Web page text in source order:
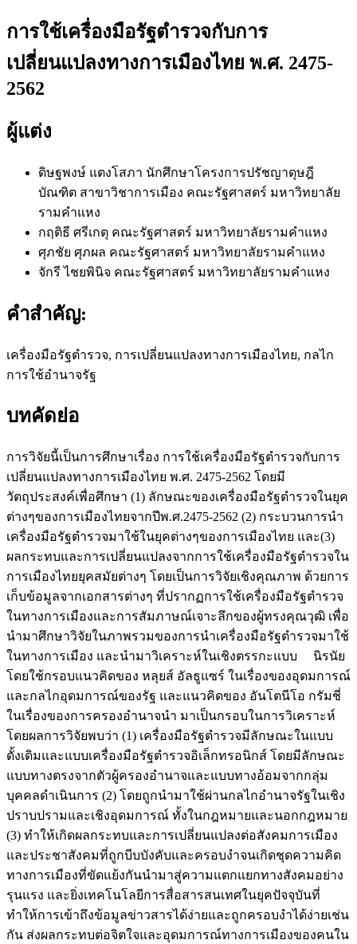
การใช้เครื่องมือรัฐตำรวจกับการ
เปลี่ยนแปลงทางการเมืองไทย พ.ศ. 2475-
2562
ผู้แต่ง
ดิษฐพงษ์ แตงโสภา นักศึกษาโครงการปรัชญาดุษฎี
บัณฑิต สาขาวิชาการเมือง คณะรัฐศาสตร์ มหาวิทยาลัย
รามคำแหง
กฤติธี ศรีเกตุ คณะรัฐศาสตร์ มหาวิทยาลัยรามคำแหง
ศุภชัย ศุภผล คณะรัฐศาสตร์ มหาวิทยาลัยรามคำแหง
จักรี ไชยพินิจ คณะรัฐศาสตร์ มหาวิทยาลัยรามคำแหง
คำสำคัญ:
เครื่องมือรัฐตำรวจ, การเปลี่ยนแปลงทางการเมืองไทย, กลไก
การใช้อำนาจรัฐ
บทคัดย่อ
การวิจัยนี้เป็นการศึกษาเรื่อง การใช้เครื่องมือรัฐตำรวจกับการ
เปลี่ยนแปลงทางการเมืองไทย พ.ศ. 2475-2562 โดยมี
วัตถุประสงค์เพื่อศึกษา (1) ลักษณะของเครื่องมือรัฐตำรวจในยุค
ต่างๆของการเมืองไทยจากปีพ.ศ.2475-2562 (2) กระบวนการนำ
เครื่องมือรัฐตำรวจมาใช้ในยุคต่างๆของการเมืองไทย และ(3)
ผลกระทบและการเปลี่ยนแปลงจากการใช้เครื่องมือรัฐตำรวจใน
การเมืองไทยยุคสมัยต่างๆ โดยเป็นการวิจัยเชิงคุณภาพ ด้วยการ
เก็บข้อมูลจากเอกสารต่างๆ ที่ปรากฏการใช้เครื่องมือรัฐตำรวจ
ในทางการเมืองและการสัมภาษณ์เจาะลึกของผู้ทรงคุณวุฒิ เพื่อ
นำมาศึกษาวิจัยในภาพรวมของการนำเครื่องมือรัฐตำรวจมาใช้
ในทางการเมือง และนำมาวิเคราะห์ในเชิงตรรกะแบบ นิรนัย
โดยใช้กรอบแนวคิดของ หลุยส์ อัลธูแซร์ ในเรื่องของอุดมการณ์
และกลไกอุดมการณ์ของรัฐ และแนวคิดของ อันโตนีโอ กรัมชี่
ในเรื่องของการครองอำนาจนำ มาเป็นกรอบในการวิเคราะห์
โดยผลการวิจัยพบว่า (1) เครื่องมือรัฐตำรวจมีลักษณะในแบบ
ดั้งเดิมและแบบเครื่องมือรัฐตำรวจอิเล็กทรอนิกส์ โดยมีลักษณะ
แบบทางตรงจากตัวผู้ครองอำนาจและแบบทางอ้อมจากกลุ่ม
บุคคลดำเนินการ (2) โดยถูกนำมาใช้ผ่านกลไกอำนาจรัฐในเชิง
ปราบปรามและเชิงอุดมการณ์ ทั้งในกฎหมายและนอกกฎหมาย
(3) ทำให้เกิดผลกระทบและการเปลี่ยนแปลงต่อสังคมการเมือง
และประชาสังคมที่ถูกบีบบังคับและครอบงำจนเกิดชุดความคิด
ทางการเมืองที่ขัดแย้งกันนำมาสู่ความแตกแยกทางสังคมอย่าง
รุนแรง และยิ่งเทคโนโลยีการสื่อสารสนเทศในยุคปัจจุบันที่
ทำให้การเข้าถึงข้อมูลข่าวสารได้ง่ายและถูกครอบงำได้ง่ายเช่น
กัน ส่งผลกระทบต่อจิตใจและอุดมการณ์ทางการเมืองของคนใน